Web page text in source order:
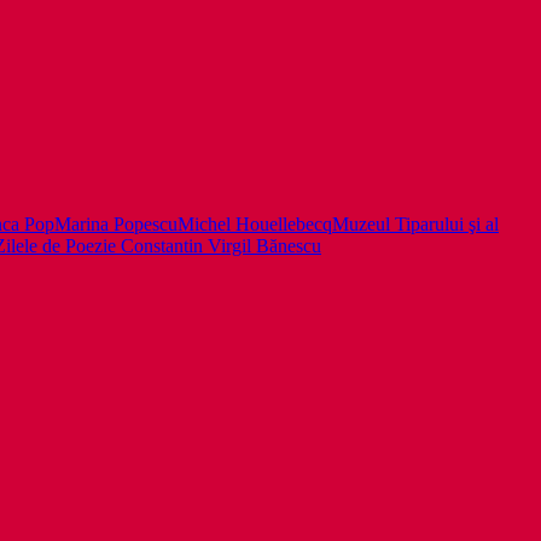
PopMarina PopescuMichel HouellebecqMuzeul Tiparului şi al
de Poezie Constantin Virgil Bănescu